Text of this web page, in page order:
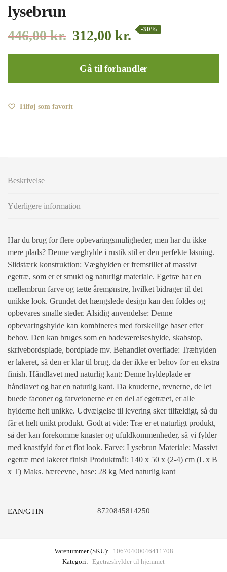
lysebrun
446,00kr. 312,00 kr. -30%
Gå til forhandler
Tilføj som favorit
Beskrivelse
Yderligere information
Har du brug for flere opbevaringsmuligheder, men har du ikke
mere plads? Denne væghylde i rustik stil er den perfekte løsning.
Slidstærk konstruktion: Væghylden er fremstillet af massivt
egetræ, som er et smukt og naturligt materiale. Egetræ har en
mellembrun farve og tætte åremønstre, hvilket bidrager til det
unikke look. Grundet det hængslede design kan den foldes og
opbevares smalle steder. Alsidig anvendelse: Denne
opbevaringshylde kan kombineres med forskellige baser efter
behov. Den kan bruges som en badeværelseshylde, skabstop,
skrivebordsplade, bordplade mv. Behandlet overflade: Træhylden
er lakeret, så den er klar til brug, da der ikke er behov for en ekstra
finish. Håndlavet med naturlig kant: Denne hyldeplade er
håndlavet og har en naturlig kant. Da knuderne, revnerne, de let
buede faconer og farvetonerne er en del af egetræet, er alle
hylderne helt unikke. Udvælgelse til levering sker tilfældigt, så du
får et helt unikt produkt. Godt at vide: Træ er et naturligt produkt,
så der kan forekomme knaster og ufuldkommenheder, så vi fylder
med knastfyld for et flot look. Farve: Lysebrun Materiale: Massivt
egetræ med lakeret finish Produktmål: 140 x 50 x (2-4) cm (L x B
x T) Maks. bæreevne, base: 28 kg Med naturlig kant
EAN/GTIN 8720845814250
Varenummer (SKU):
10670400046411708
Kategori: Egetræshylder til hjemmet